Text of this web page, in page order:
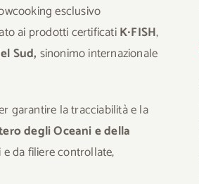
esclusivo
ai prodotti certificatiK∙FISH,
Sud, sinonimo internazionale
garantire la tracciabilità e la
degli Oceani e della
da filiere controllate,